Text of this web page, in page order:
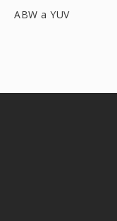
ABW a YUV